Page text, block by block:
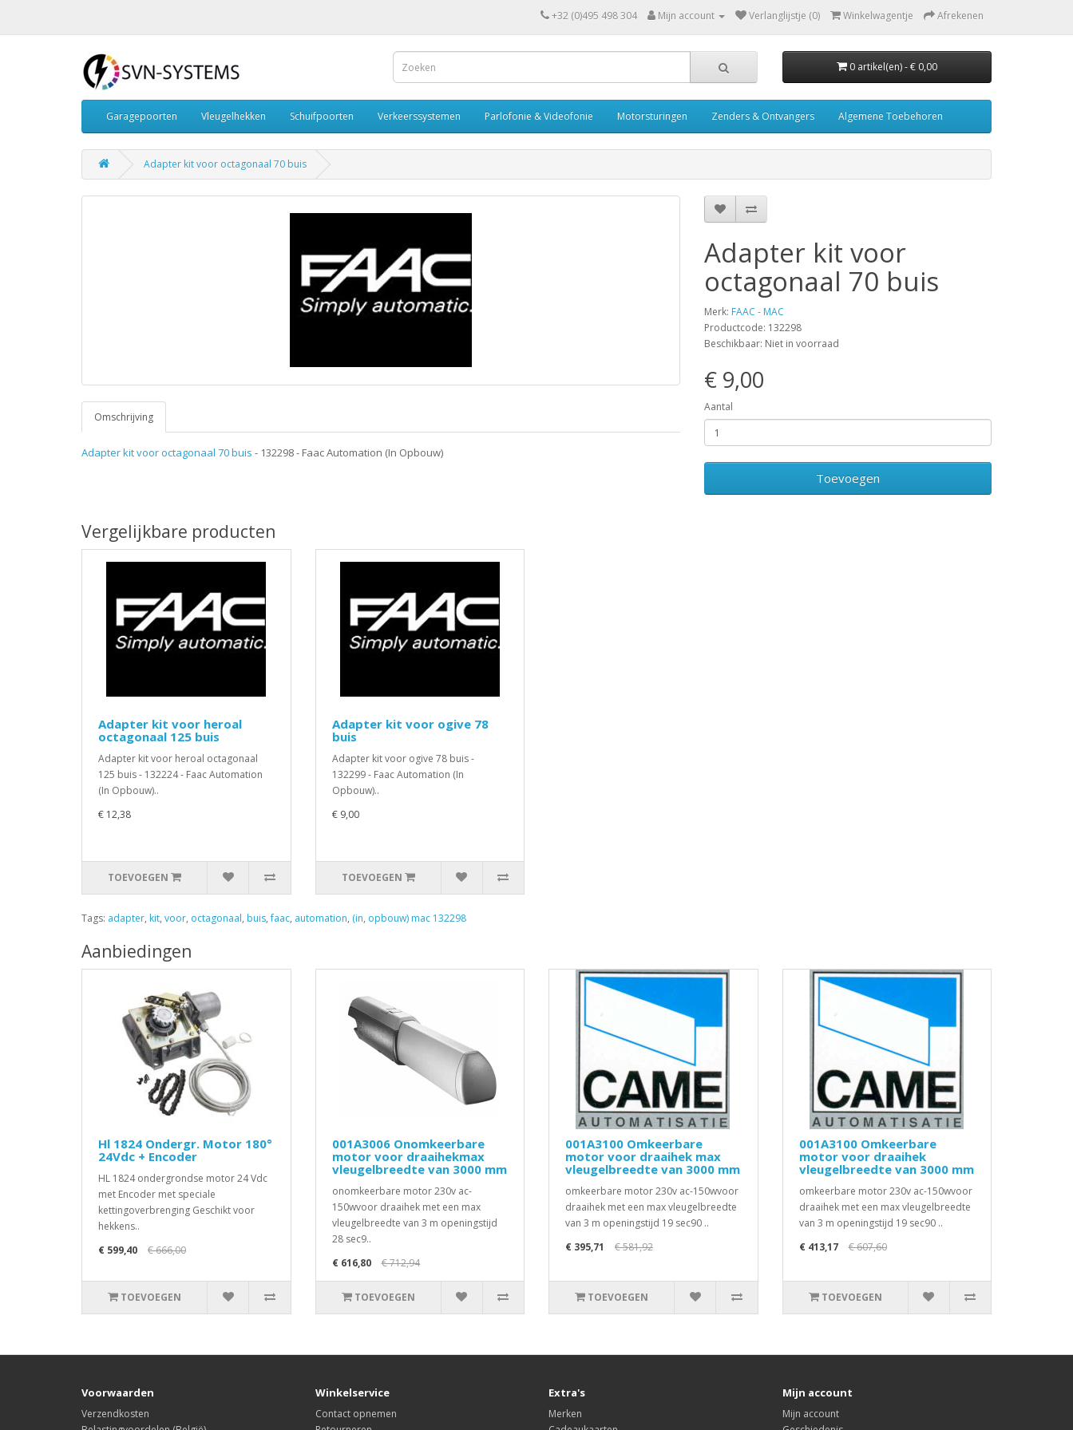
+32 (0)495 498 304 Mijn account Verlanglijstje (0) Winkelwagentje Afrekenen
0 artikel(en) - € 0,00
Garagepoorten Vleugelhekken Schuifpoorten Verkeerssystemen Parlofonie & Videofonie Motorsturingen Zenders & Ontvangers Algemene Toebehoren
Adapter kit voor octagonaal 70 buis
Omschrijving
Adapter kit voor octagonaal 70 buis - 132298 - Faac Automation (In Opbouw)
Adapter kit voor
octagonaal 70 buis
Merk: FAAC - MAC
Productcode: 132298
Beschikbaar: Niet in voorraad
€ 9,00
Aantal
Toevoegen
Vergelijkbare producten
Adapter kit voor heroal
octagonaal 125 buis
Adapter kit voor heroal octagonaal
125 buis - 132224 - Faac Automation
(In Opbouw)..
€ 12,38
TOEVOEGEN
Adapter kit voor ogive 78
buis
Adapter kit voor ogive 78 buis -
132299 - Faac Automation (In
Opbouw)..
€ 9,00
TOEVOEGEN
Tags: adapter, kit, voor, octagonaal, buis,faac, automation, (in, opbouw) mac 132298
Aanbiedingen
Hl 1824 Ondergr. Motor 180°
24Vdc + Encoder
HL 1824 ondergrondse motor 24 Vdc
met Encoder met speciale
kettingoverbrenging Geschikt voor
hekkens..
€ 599,40
€ 666,00
TOEVOEGEN
001A3006 Onomkeerbare
motor voor draaihekmax
vleugelbreedte van 3000 mm
onomkeerbare motor 230v ac-
150wvoor draaihek met een max
vleugelbreedte van 3 m openingstijd
28 sec9..
€ 616,80
€ 712,94
TOEVOEGEN
001A3100 Omkeerbare
motor voor draaihek max
vleugelbreedte van 3000 mm
omkeerbare motor 230v ac-150wvoor
draaihek met een max vleugelbreedte
van 3 m openingstijd 19 sec90 ..
€ 395,71
€ 581,92
TOEVOEGEN
001A3100 Omkeerbare
motor voor draaihek
vleugelbreedte van 3000 mm
omkeerbare motor 230v ac-150wvoor
draaihek met een max vleugelbreedte
van 3 m openingstijd 19 sec90 ..
€ 413,17
€ 607,60
TOEVOEGEN
Voorwaarden
Verzendkosten
Winkelservice
Contact opnemen
Extra's
Merken
Mijn account
Mijn account